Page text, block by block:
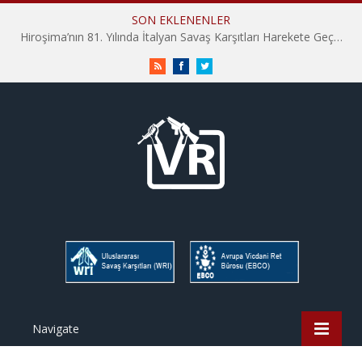
SON EKLENENLER
Hiroşima’nın 81. Yılında İtalyan Savaş Karşıtları Harekete Geçti: “Hatırlamak yeterli değil”
RSS FacebookTwitter
Navigate